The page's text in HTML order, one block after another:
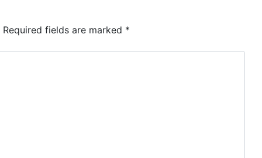
Required fields are marked *